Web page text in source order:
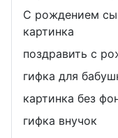
С рождением
картинка
поздравить с
гифка для
картинка без
гифка внучок